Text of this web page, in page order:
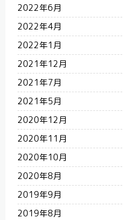
2022年6月
2022年4月
2022年1月
2021年12月
2021年7月
2021年5月
2020年12月
2020年11月
2020年10月
2020年8月
2019年9月
2019年8月